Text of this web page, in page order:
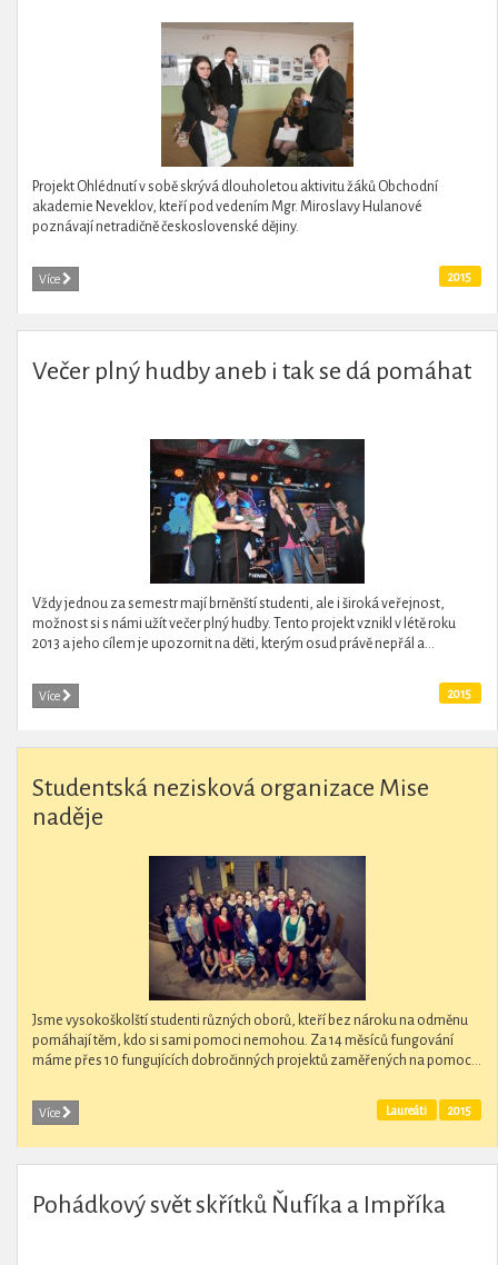
Projekt Ohlédnutí v sobě skrývá dlouholetou aktivitu žáků Obchodní
akademie Neveklov, kteří pod vedením Mgr. Miroslavy Hulanové
poznávají netradičně československé dějiny.
Více 2015
Večer plný hudby aneb i tak se dá pomáhat
Vždy jednou za semestr mají brněnští studenti, ale i široká veřejnost,
možnost si s námi užít večer plný hudby. Tento projekt vznikl v létě roku
2013 a jeho cílem je upozornit na děti, kterým osud právě nepřál a...
Více 2015
Studentská nezisková organizace Mise
naděje
Jsme vysokoškolští studenti různých oborů, kteří bez nároku na odměnu
pomáhají těm, kdo si sami pomoci nemohou. Za 14 měsíců fungování
máme přes 10 fungujících dobročinných projektů zaměřených na pomoc...
Více 2015
Laureáti
Pohádkový svět skřítků Ňufíka a Impříka